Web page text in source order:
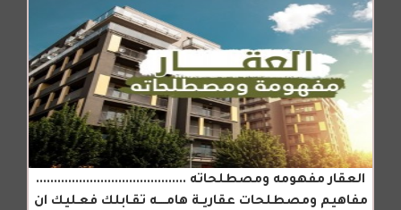
العقار مفهومه ومصطلحاته ..........................................
مفاهيم ومصطلحات عقاريــة هامـــــه تقـابلك فعـليك ان